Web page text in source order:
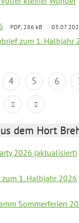
PDF, 286 kB
zum 1. Halbjahr
4 5 6
dem Hort
2026 (aktualisiert)
1. Halbjahr 2026
Sommerferien